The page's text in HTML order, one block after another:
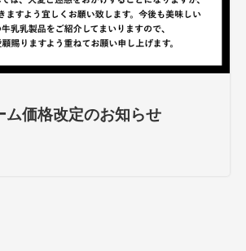
ム価格改定のお知らせ